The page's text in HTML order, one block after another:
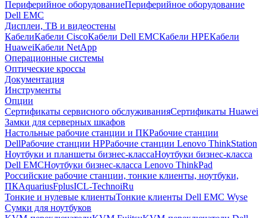
Периферийное оборудованиеПериферийное оборудование
Dell EMC
Дисплеи, ТВ и видеостены
КабелиКабели CiscoКабели Dell EMCКабели HPEКабели
HuaweiКабели NetApp
Операционные системы
Оптические кроссы
Документация
Инструменты
Опции
Сертификаты сервисного обслуживанияСертификаты Huawei
Замки для серверных шкафов
Настольные рабочие станции и ПКРабочие станции
DellРабочие станции HPРабочие станции Lenovo ThinkStation
Ноутбуки и планшеты бизнес-классаНоутбуки бизнес-класса
Dell EMCНоутбуки бизнес-класса Lenovo ThinkPad
Российские рабочие станции, тонкие клиенты, ноутбуки,
ПКAquariusFplusICL-TechnoiRu
Тонкие и нулевые клиентыТонкие клиенты Dell EMC Wyse
Сумки для ноутбуков